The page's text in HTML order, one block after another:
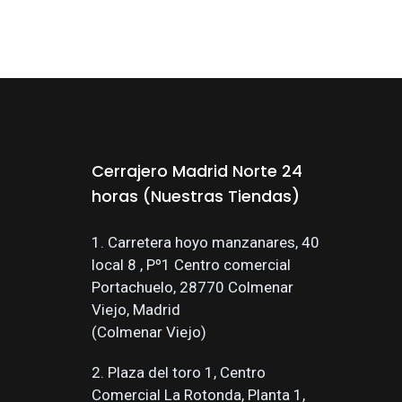
Cerrajero Madrid Norte 24
horas (Nuestras Tiendas)
1. Carretera hoyo manzanares, 40
local 8 , Pº1 Centro comercial
Portachuelo, 28770 Colmenar
Viejo, Madrid
(Colmenar Viejo)
2. Plaza del toro 1, Centro
Comercial La Rotonda, Planta 1,